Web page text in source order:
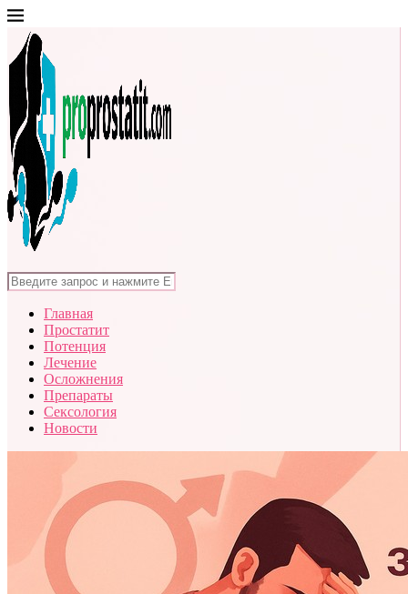
Главная
Простатит
Потенция
Лечение
Осложнения
Препараты
Сексология
Новости